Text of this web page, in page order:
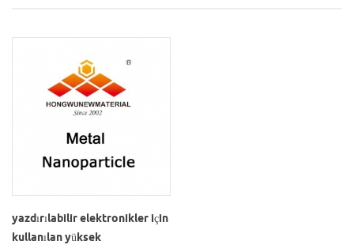
yazdırılabilir elektronikler için
kullanılan yüksek